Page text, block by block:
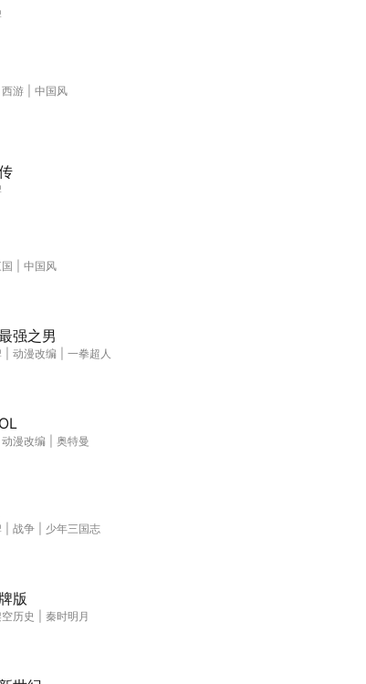
西游
中国风
中国风
强之男
动漫改编
一拳超人
动漫改编
奥特曼
战争
少年三国志
版
历史
秦时明月